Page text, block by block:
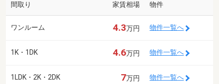
間取り 家賃相場 物件
ワンルーム 4.3万円 物件一覧へ
1K・1DK 4.6万円 物件一覧へ
1LDK・2K・2DK 7万円 物件一覧へ